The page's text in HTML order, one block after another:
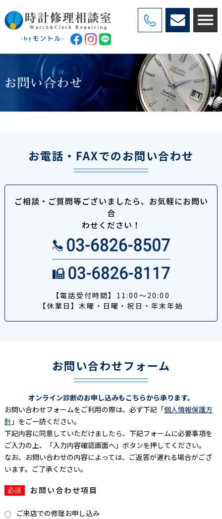
お電話・FAXでのお問い合わせ
ご相談・ご質問等ございましたら、お気軽にお問い
合
わせください！
【電話受付時間】11:00〜20:00
【休業日】木曜・日曜・祝日・年末年始
お問い合わせフォーム
オンライン診断のお申し込みもこちらから承ります。
お問い合わせフォームをご利用の際は、必ず下記「個人情報保護方
針 」をご一読ください。
下記内容に同意していただけましたら、下記フォームに必要事項を
ご入力の上、「入力内容確認画面へ」ボタンを押してください。
なお、お問い合わせの内容によっては、ご返答が遅れる場合がござ
います。ご了承ください。
必須 お問い合わせ項目
ご来店での修理お申し込み